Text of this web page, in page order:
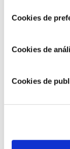
Cookies de
Cookies de
Cookies de
Recetas
Nutrición
Trucos de